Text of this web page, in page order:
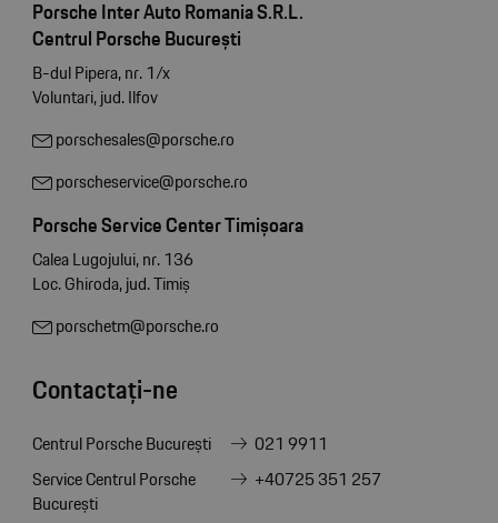
Porsche Inter Auto Romania S.R.L.
Centrul Porsche București
B-dul Pipera, nr. 1/x
Voluntari, jud. Ilfov
porschesales@porsche.ro
porscheservice@porsche.ro
Porsche Service Center Timișoara
Calea Lugojului, nr. 136
Loc. Ghiroda, jud. Timiș
porschetm@porsche.ro
Contactați-ne
Centrul Porsche București
021 9911
Service Centrul Porsche
București
+40725 351 257